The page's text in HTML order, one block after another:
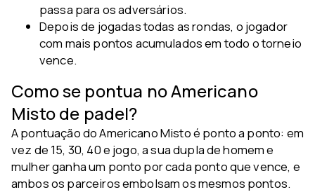
passa para os adversários.
Depois de jogadas todas as rondas, o jogador
com mais pontos acumulados em todo o torneio
vence.
Como se pontua no Americano
Misto de padel?
A pontuação do Americano Misto é ponto a ponto: em
vez de 15, 30, 40 e jogo, a sua dupla de homem e
mulher ganha um ponto por cada ponto que vence, e
ambos os parceiros embolsam os mesmos pontos.